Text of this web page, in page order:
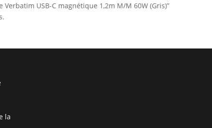
USB-C magnétique 1,2m M/M 60W (Gris)”
la